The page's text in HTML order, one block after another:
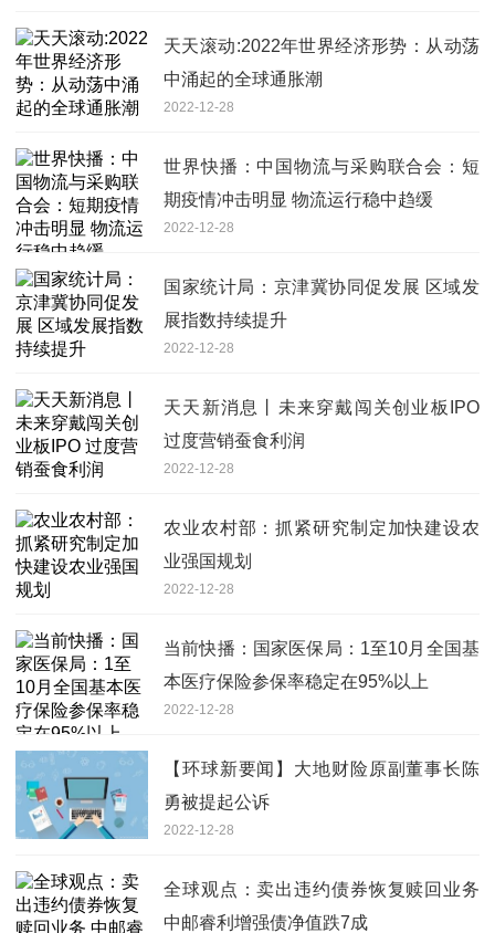
天天滚动:2022年世界经济形势：从动荡
中涌起的全球通胀潮
2022-12-28
世界快播：中国物流与采购联合会：短
期疫情冲击明显 物流运行稳中趋缓
2022-12-28
国家统计局：京津冀协同促发展 区域发
展指数持续提升
2022-12-28
天天新消息丨未来穿戴闯关创业板IPO
过度营销蚕食利润
2022-12-28
农业农村部：抓紧研究制定加快建设农
业强国规划
2022-12-28
当前快播：国家医保局：1至10月全国基
本医疗保险参保率稳定在95%以上
2022-12-28
【环球新要闻】大地财险原副董事长陈
勇被提起公诉
2022-12-28
全球观点：卖出违约债券恢复赎回业务
中邮睿利增强债净值跌7成